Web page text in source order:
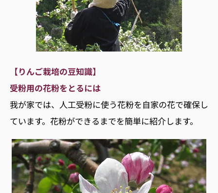
【りんご栽培の豆知識】
受粉用の花粉をとるには
我が家では、人工受粉に使う花粉を自家の花で確保し
ています。花粉ができるまでを簡単に紹介します。